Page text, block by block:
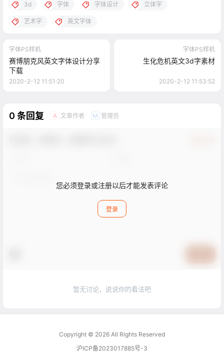
3d 字体 字体设计 立体字
艺术字 英文字体
字体PS样机
赛博朋克风英文字体设计分享
下载
2020-2-12 11:51:20
字体PS样机
生化危机英文3d字素材
2020-2-12 11:53:52
0 条回复 A 文章作者 M 管理员
您必须登录或注册以后才能发表评论
登录
暂无讨论，说说你的看法吧
Copyright © 2026 All Rights Reserved
沪ICP备2023017885号-3